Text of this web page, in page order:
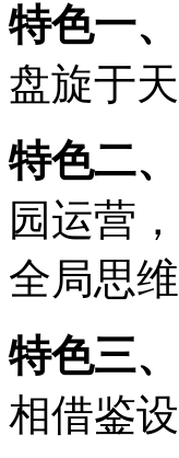
特色一
盘旋于
特色二
园运营
全局思维
特色三
相借鉴